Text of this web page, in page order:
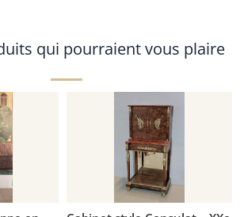
qui pourraient vous plaire